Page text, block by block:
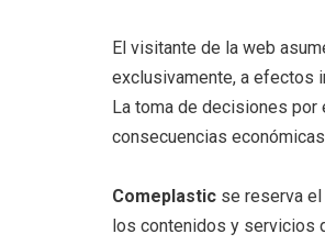
El visitante de la web
exclusivamente, a efectos
La toma de decisiones por
consecuencias
Comeplastic se reserva
los contenidos y servicios